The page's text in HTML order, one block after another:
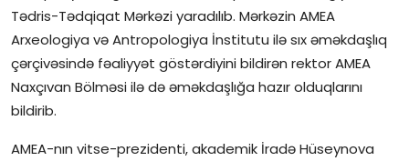
Tədris-Tədqiqat Mərkəzi yaradılıb. Mərkəzin AMEA
Arxeologiya və Antropologiya İnstitutu ilə sıx əməkdaşlıq
çərçivəsində fəaliyyət göstərdiyini bildirən rektor AMEA
Naxçıvan Bölməsi ilə də əməkdaşlığa hazır olduqlarını
bildirib.
AMEA-nın vitse-prezidenti, akademik İradə Hüseynova